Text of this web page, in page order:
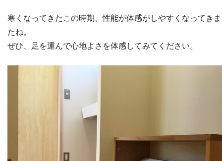
寒くなってきたこの時期、性能が体感がしやすくなってき
たね。
ぜひ、足を運んで心地よさを体感してみてください。